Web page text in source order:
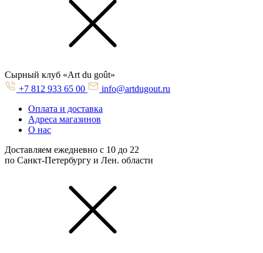
Cырный клуб «Art du goût»
+7 812 933 65 00
info@artdugout.ru
Оплата и доставка
Адреса магазинов
О нас
Доставляем ежедневно с 10 до 22
по Санкт-Петербургу и Лен. области